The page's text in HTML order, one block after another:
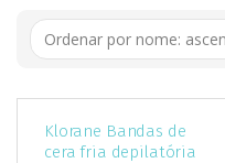
Klorane Bandas de
cera fria depilatória